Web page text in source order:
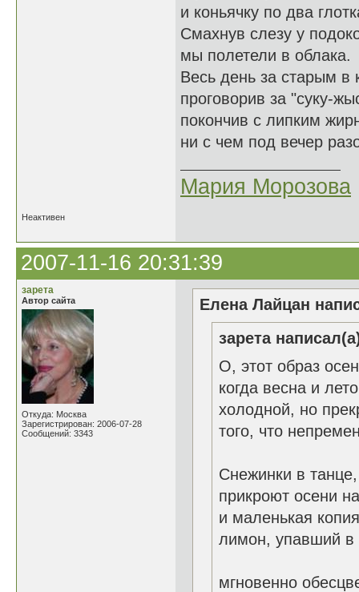
и коньячку по два
Смахнув слезу у
мы полетели в облака.
Весь день за старым в
проговорив за "суку-
покончив с липким
ни с чем под вечер
Мария Морозова
Неактивен
2007-11-16 20:31:39
зарета
Автор сайта
Откуда: Москва
Зарегистрирован: 2006-07-28
Сообщений: 3343
Елена Лайцан
зарета
О, этот образ
когда весна и
холодной, но
того, что
Снежинки в
прикроют осени
и маленькая
лимон, упавший в
мгновенно